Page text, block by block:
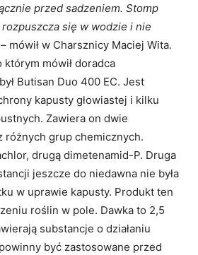
przed sadzeniem. Stomp
się w wodzie i nie
mówił w Charsznicy Maciej Wita.
mówił doradca
Butisan Duo 400 EC. Jest
kapusty głowiastej i kilku
Zawiera on dwie
różnych grup chemicznych.
drugą dimetenamid-P. Druga
jeszcze do niedawna nie była
w uprawie kapusty. Produkt ten
roślin w pole. Dawka to 2,5
substancje o działaniu
być zastosowane przed